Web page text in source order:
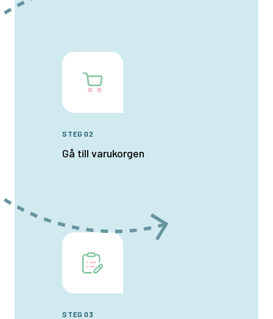
STEG 02
Gå till varukorgen
STEG 03